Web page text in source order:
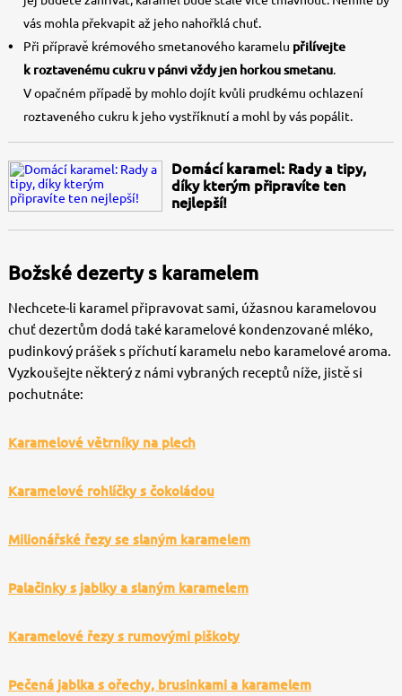
vás mohla překvapit až jeho nahořklá chuť.
Při přípravě krémového smetanového karamelu přilívejte
k roztavenému cukru v pánvi vždy jen horkou smetanu.
V opačném případě by mohlo dojít kvůli prudkému ochlazení
roztaveného cukru k jeho vystříknutí a mohl by vás popálit.
Domácí karamel: Rady a tipy,
díky kterým připravíte ten
nejlepší!
Božské dezerty s karamelem
Nechcete-li karamel připravovat sami, úžasnou karamelovou
chuť dezertům dodá také karamelové kondenzované mléko,
pudinkový prášek s příchutí karamelu nebo karamelové aroma.
Vyzkoušejte některý z námi vybraných receptů níže, jistě si
pochutnáte:
Karamelové větrníky na plech
Karamelové rohlíčky s čokoládou
Milionářské řezy se slaným karamelem
Palačinky s jablky a slaným karamelem
Karamelové řezy s rumovými piškoty
Pečená jablka s ořechy, brusinkami a karamelem